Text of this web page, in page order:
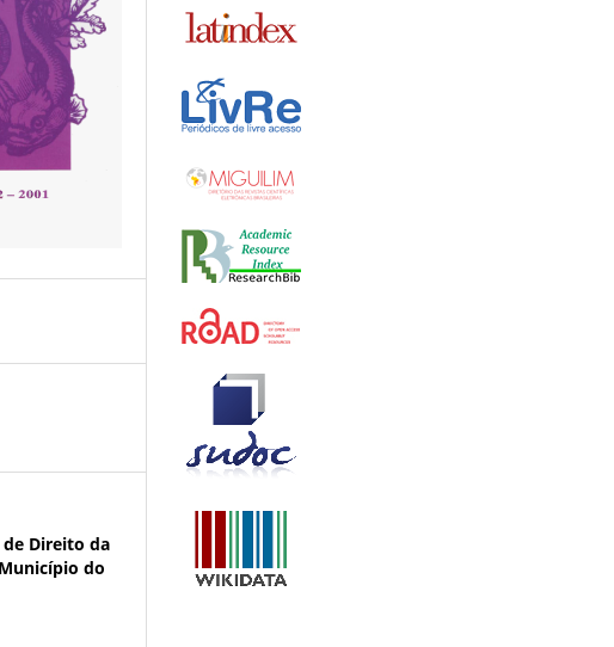
de Direito da
do